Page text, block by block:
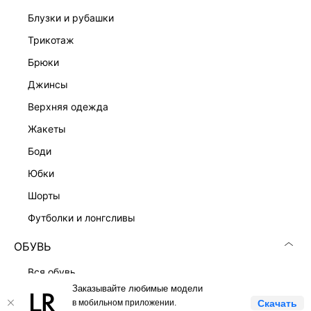
Заказывайте любимые модели
в мобильном приложении. Скачать
блузки и рубашки
трикотаж
брюки
джинсы
верхняя одежда
жакеты
боди
юбки
шорты
футболки и лонгсливы
ОБУВЬ
вся обувь
лоферы
ЛИЧНЫЙ КАБИНЕТ
LOVE REPUBLIC © 2009 - 2026